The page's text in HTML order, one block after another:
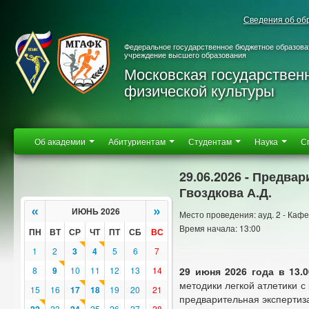
Сведения об
Федеральное государственное бюджетное
учреждение высшего образования
Московская
физической культуры
Об академии Абитуриентам Студентам Наука
« ИЮНЬ 2026 »
ПН ВТ СР ЧТ ПТ СБ ВС
1 2 3 4 5 6
7
8
9 10 11 12 13
14
15
16 17 18 19 20 21
29.06.2026 -
Гвоздкова А.Д.
Место проведения: ауд. 2 -
Время начала: 13:00
29 июня 2026 года в
методики легкой атлетики
предварительная